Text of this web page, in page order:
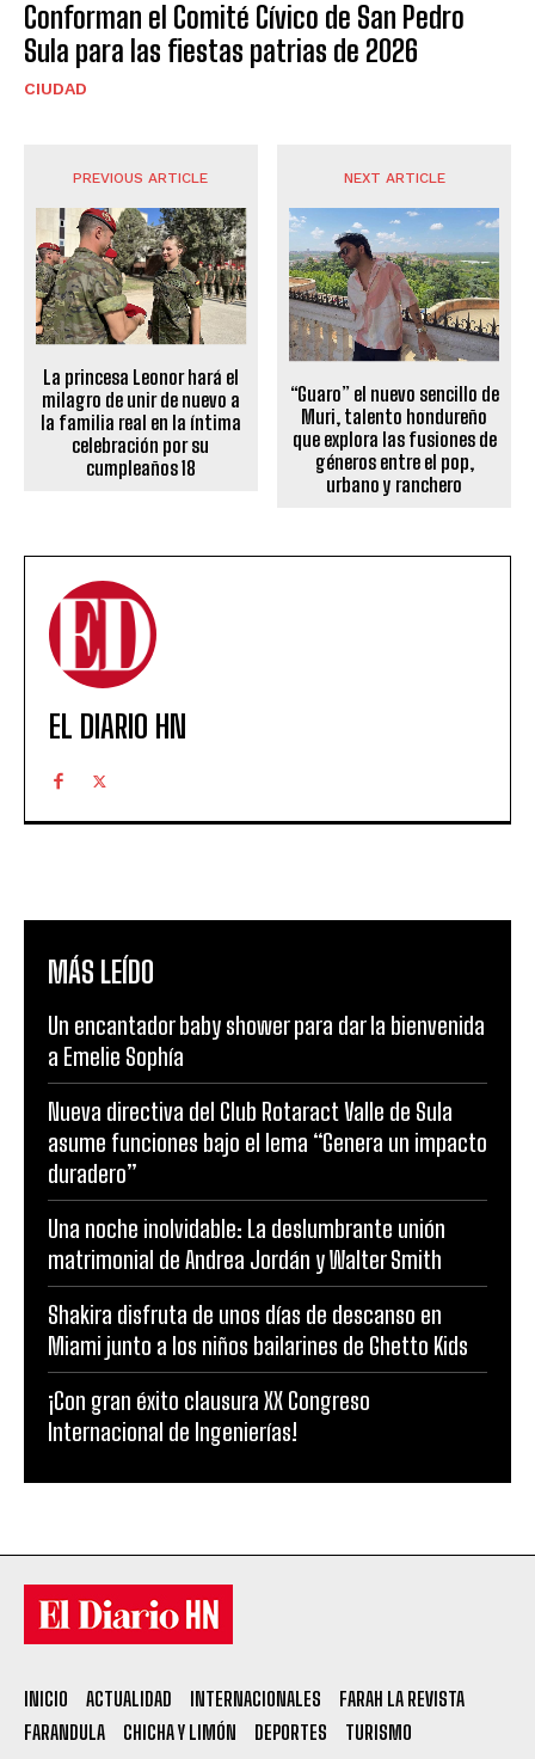
Conforman el Comité Cívico de San Pedro
Sula para las fiestas patrias de 2026
CIUDAD
PREVIOUS ARTICLE
La princesa Leonor hará el
milagro de unir de nuevo a
la familia real en la íntima
celebración por su
cumpleaños 18
NEXT ARTICLE
“Guaro” el nuevo sencillo de
Muri, talento hondureño
que explora las fusiones de
géneros entre el pop,
urbano y ranchero
EL DIARIO HN
MÁS LEÍDO
Un encantador baby shower para dar la bienvenida
a Emelie Sophía
Nueva directiva del Club Rotaract Valle de Sula
asume funciones bajo el lema “Genera un impacto
duradero”
Una noche inolvidable: La deslumbrante unión
matrimonial de Andrea Jordán y Walter Smith
Shakira disfruta de unos días de descanso en
Miami junto a los niños bailarines de Ghetto Kids
¡Con gran éxito clausura XX Congreso
Internacional de Ingenierías!
INICIO ACTUALIDAD INTERNACIONALES
FARAH LA REVISTA
FARANDULA
CHICHA Y LIMÓN DEPORTES TURISMO